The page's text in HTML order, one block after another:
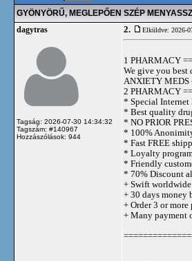
GYÖNYÖRŰ, MEGLEPŐEN SZÉP
dagytras
Tagság: 2026-07-30 14:34:32
Tagszám: #140967
Hozzászólások: 944
2. Elküldve: 2026-
1 PHARMACY ==
We give you best
ANXIETY MEDS
2 PHARMACY ==
* Special Internet
* Best quality
* NO PRIOR
* 100%
* Fast FREE
* Loyalty
* Friendly
* 70% Discount
+ Swift
+ 30 days money
+ Order 3 or
+ Many payment